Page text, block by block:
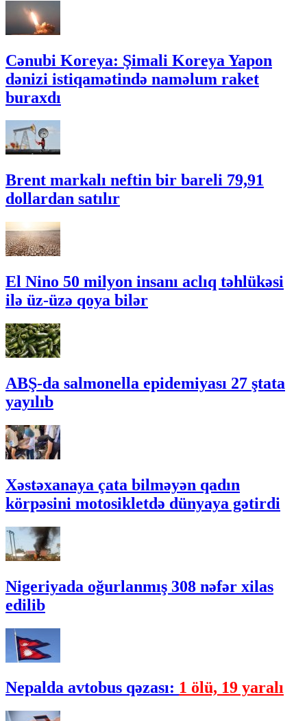
Cənubi Koreya: Şimali Koreya Yapon
dənizi istiqamətində naməlum raket
buraxdı
Brent markalı neftin bir bareli 79,91
dollardan satılır
El Nino 50 milyon insanı aclıq təhlükəsi
ilə üz-üzə qoya bilər
ABŞ-da salmonella epidemiyası 27 ştata
yayılıb
Xəstəxanaya çata bilməyən qadın
körpəsini motosikletdə dünyaya gətirdi
Nigeriyada oğurlanmış 308 nəfər xilas
edilib
Nepalda avtobus qəzası: 1 ölü, 19 yaralı